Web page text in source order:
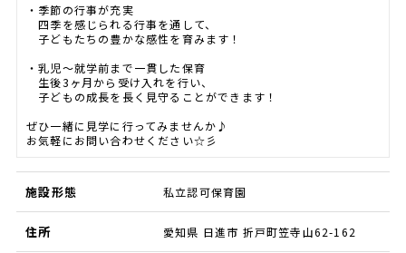
・季節の行事が充実
四季を感じられる行事を通して、
子どもたちの豊かな感性を育みます！
・乳児～就学前まで一貫した保育
生後3ヶ月から受け入れを行い、
子どもの成長を長く見守ることができます！
ぜひ一緒に見学に行ってみませんか♪
お気軽にお問い合わせください☆彡
施設形態 私立認可保育園
住所 愛知県 日進市 折戸町笠寺山62-162